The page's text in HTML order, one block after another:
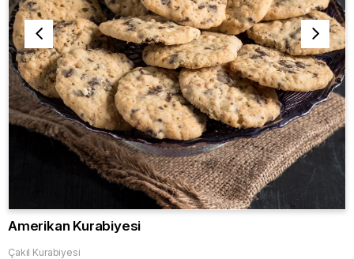
Amerikan Kurabiyesi
Çakıl Kurabiyesi